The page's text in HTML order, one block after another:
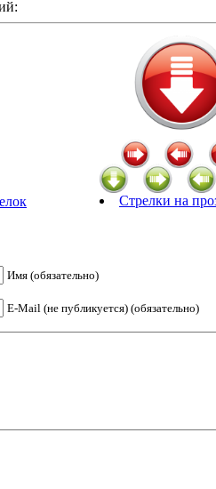
Стрелки на
Имя (обязательно)
E-Mail (не публикуется) (обязательно)